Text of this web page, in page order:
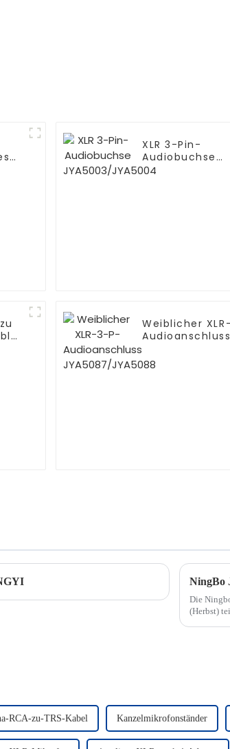
XLR 3-Pin-
Audiobuchse
JYA5003/
Weiblicher
Audioanschluss
Die
(Herbst)
RCA-zu-TRS-Kabel Kanzelmikrofonständer